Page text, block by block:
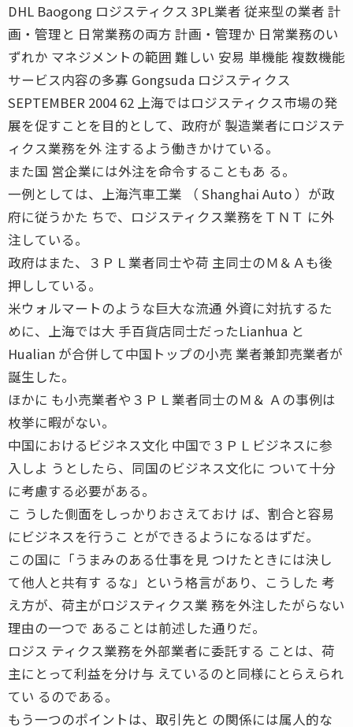
DHL Baogong ロジスティクス 3PL業者 従来型の業者 計
画・管理と 日常業務の両方 計画・管理か 日常業務のい
ずれか マネジメントの範囲 難しい 安易 単機能 複数機能
サービス内容の多寡 Gongsuda ロジスティクス
SEPTEMBER 2004 62 上海ではロジスティクス市場の発
展を促すことを目的として、政府が 製造業者にロジステ
ィクス業務を外 注するよう働きかけている。
また国 営企業には外注を命令することもあ る。
一例としては、上海汽車工業 （ Shanghai Auto ）が政
府に従うかた ちで、ロジスティクス業務をＴＮＴ に外
注している。
政府はまた、３ＰＬ業者同士や荷 主同士のＭ＆Ａも後
押ししている。
米ウォルマートのような巨大な流通 外資に対抗するた
めに、上海では大 手百貨店同士だったLianhua と
Hualian が合併して中国トップの小売 業者兼卸売業者が
誕生した。
ほかに も小売業者や３ＰＬ業者同士のＭ＆ Ａの事例は
枚挙に暇がない。
中国におけるビジネス文化 中国で３ＰＬビジネスに参
入しよ うとしたら、同国のビジネス文化に ついて十分
に考慮する必要がある。
こ うした側面をしっかりおさえておけ ば、割合と容易
にビジネスを行うこ とができるようになるはずだ。
この国に「うまみのある仕事を見 つけたときには決し
て他人と共有す るな」という格言があり、こうした 考
え方が、荷主がロジスティクス業 務を外注したがらない
理由の一つで あることは前述した通りだ。
ロジス ティクス業務を外部業者に委託する ことは、荷
主にとって利益を分け与 えているのと同様にとらえられ
てい るのである。
もう一つのポイントは、取引先と の関係には属人的な